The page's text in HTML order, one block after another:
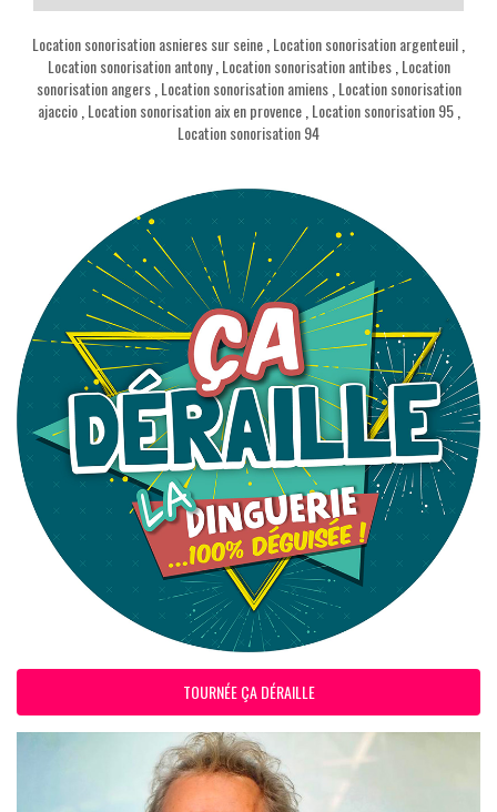
Location sonorisation asnieres sur seine Location sonorisation argenteuil
Location sonorisation antony, Location sonorisation antibes, Location
sonorisation angers, Location sonorisation amiens, Location sonorisation
ajaccio, Location sonorisation aix en provence, Location sonorisation 95,
Location sonorisation 94
TOURNÉE ÇA DÉRAILLE